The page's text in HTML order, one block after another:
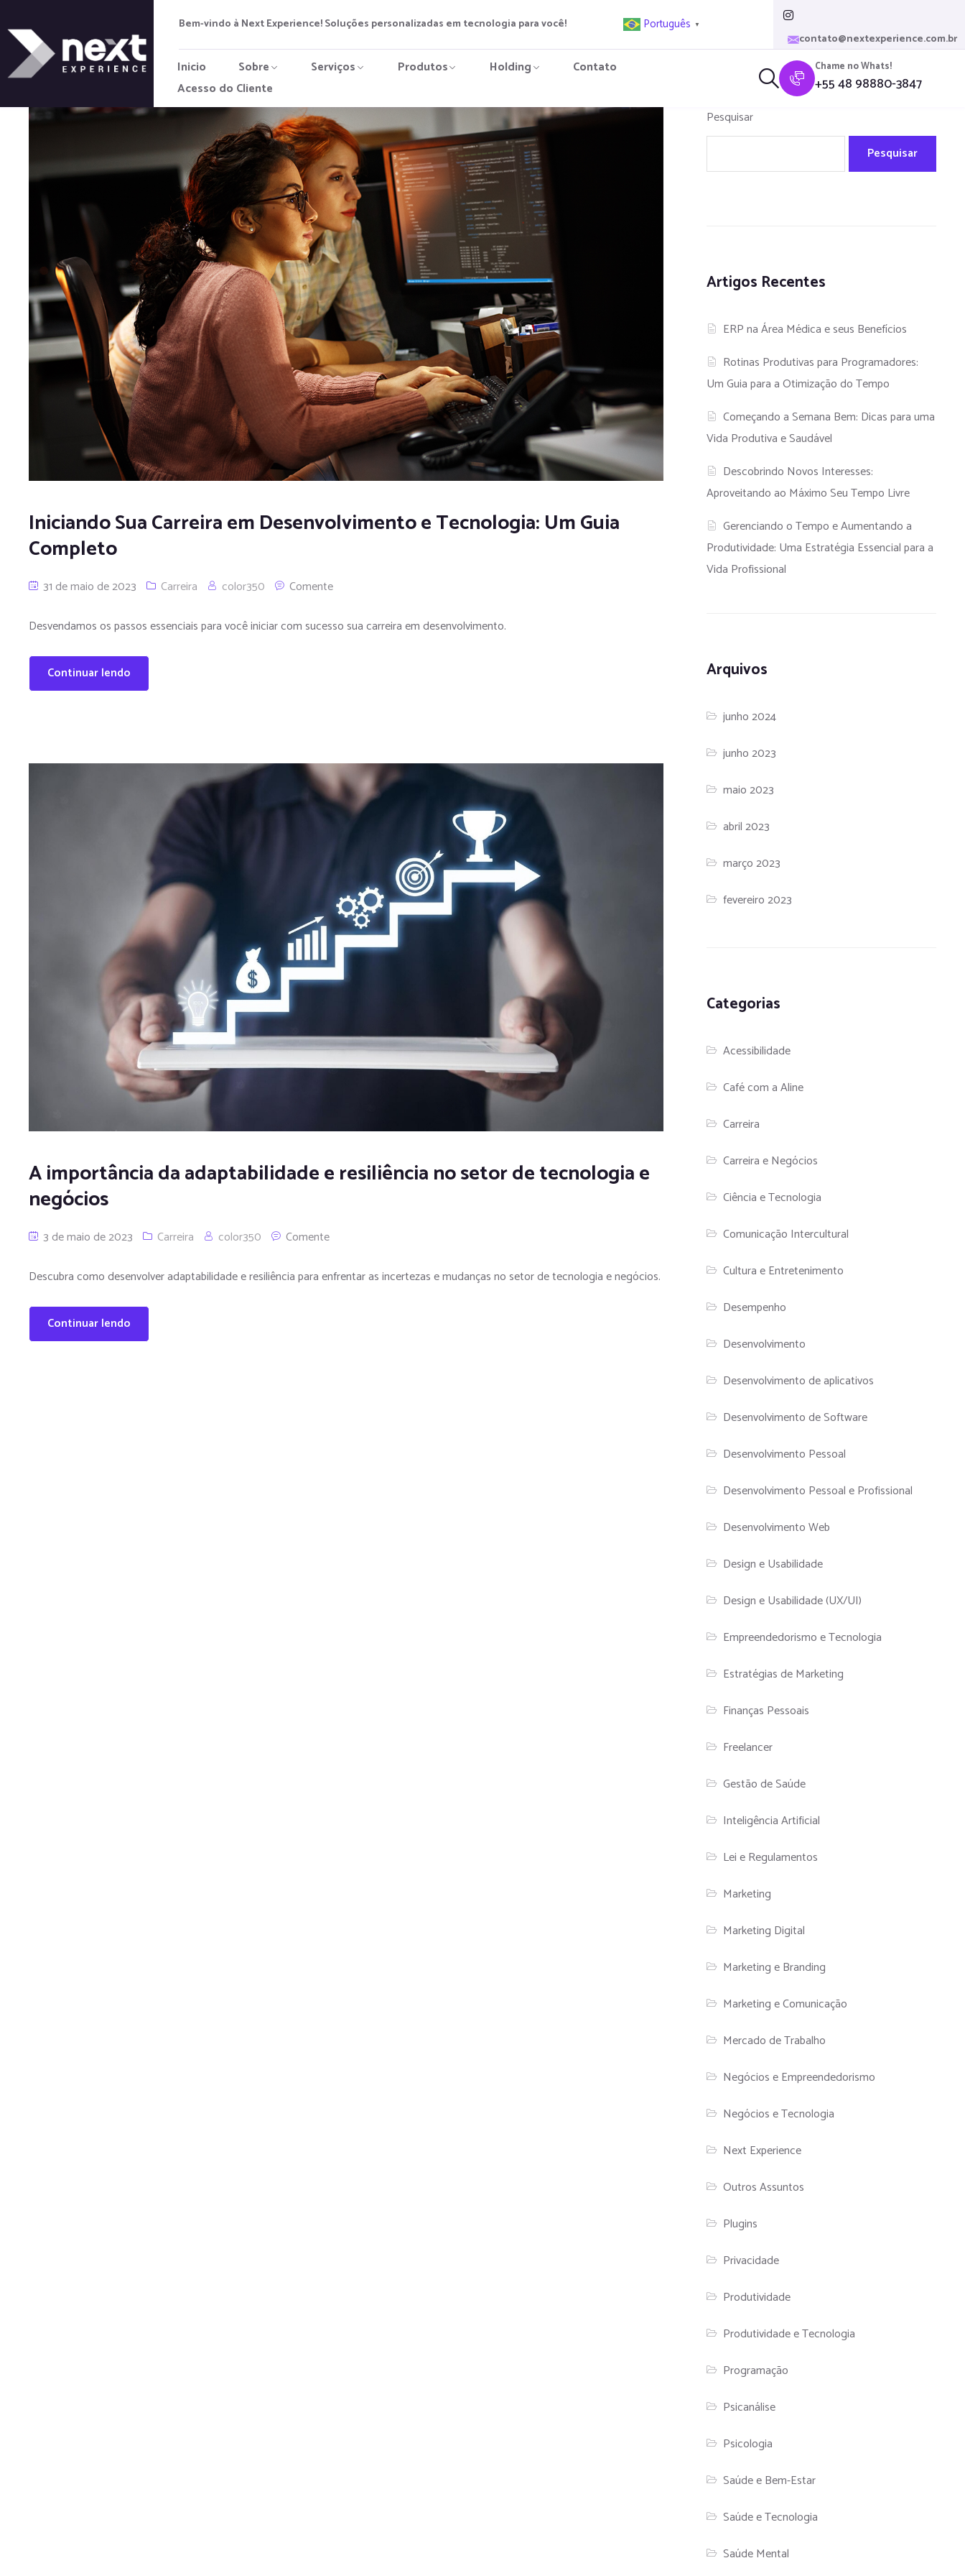
Bem-vindo à Next Experience! Soluções personalizadas em tecnologia para você! Português ▼
contato@nextexperience.com.br
Inicio Sobre Serviços Produtos Holding
Contato
Acesso do Cliente
Chame no Whats!
+55 48 98880-3847
Iniciando Sua Carreira em Desenvolvimento e Tecnologia: Um Guia
Completo
31 de maio de 2023 Carreira color350 Comente
Desvendamos os passos essenciais para você iniciar com sucesso sua carreira em desenvolvimento.
Continuar lendo
A importância da adaptabilidade e resiliência no setor de tecnologia e
negócios
3 de maio de 2023 Carreira color350 Comente
Descubra como desenvolver adaptabilidade e resiliência para enfrentar as incertezas e mudanças no setor de tecnologia e negócios.
Continuar lendo
Pesquisar
Pesquisar
Artigos Recentes
ERP na Área Médica e seus Benefícios
Rotinas Produtivas para Programadores:
Um Guia para a Otimização do Tempo
Começando a Semana Bem: Dicas para uma
Vida Produtiva e Saudável
Descobrindo Novos Interesses:
Aproveitando ao Máximo Seu Tempo Livre
Gerenciando o Tempo e Aumentando a
Produtividade: Uma Estratégia Essencial para a
Vida Profissional
Arquivos
junho 2024
junho 2023
maio 2023
abril 2023
março 2023
fevereiro 2023
Categorias
Acessibilidade
Café com a Aline
Carreira
Carreira e Negócios
Ciência e Tecnologia
Comunicação Intercultural
Cultura e Entretenimento
Desempenho
Desenvolvimento
Desenvolvimento de aplicativos
Desenvolvimento de Software
Desenvolvimento Pessoal
Desenvolvimento Pessoal e Profissional
Desenvolvimento Web
Design e Usabilidade
Design e Usabilidade (UX/UI)
Empreendedorismo e Tecnologia
Estratégias de Marketing
Finanças Pessoais
Freelancer
Gestão de Saúde
Inteligência Artificial
Lei e Regulamentos
Marketing
Marketing Digital
Marketing e Branding
Marketing e Comunicação
Mercado de Trabalho
Negócios e Empreendedorismo
Negócios e Tecnologia
Next Experience
Outros Assuntos
Plugins
Privacidade
Produtividade
Produtividade e Tecnologia
Programação
Psicanálise
Psicologia
Saúde e Bem-Estar
Saúde e Tecnologia
Saúde Mental